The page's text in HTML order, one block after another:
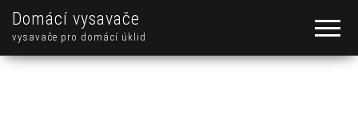
Domácí vysavače
vysavače pro domácí úklid